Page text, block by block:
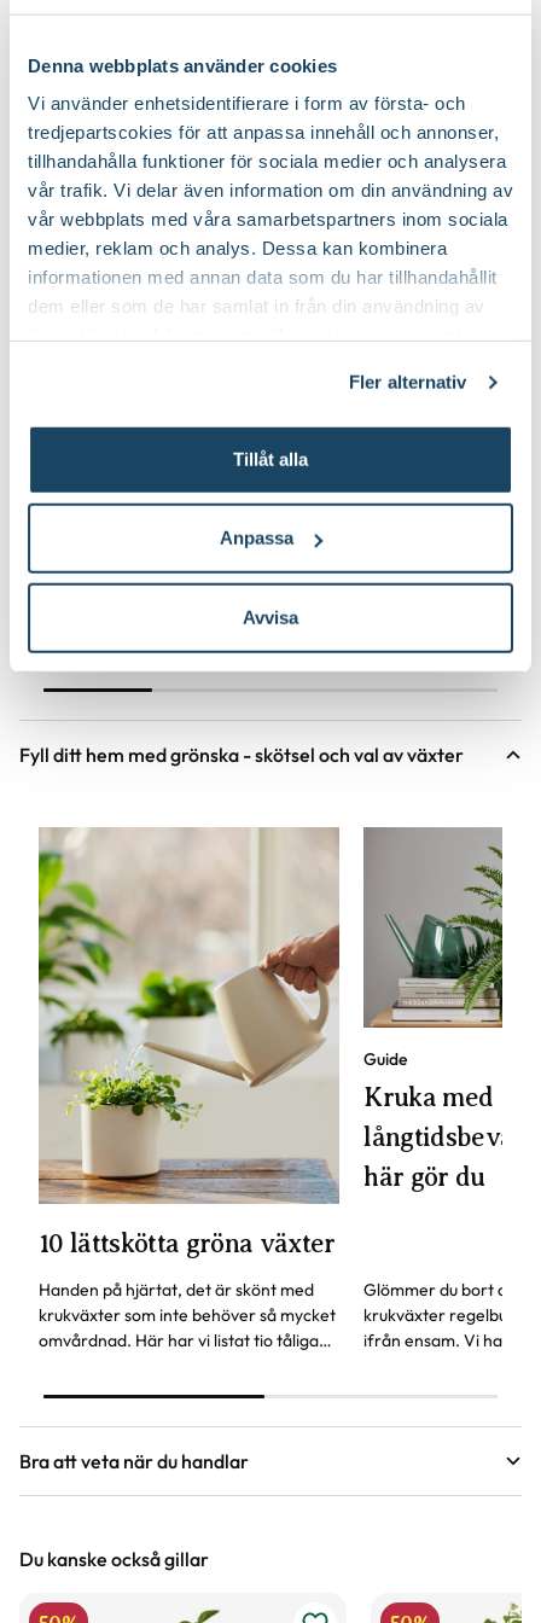
Denna webbplats använder cookies
Vi använder enhetsidentifierare i form av första- och
tredjepartscokies för att anpassa innehåll och annonser,
tillhandahålla funktioner för sociala medier och analysera
vår trafik. Vi delar även information om din användning av
vår webbplats med våra samarbetspartners inom sociala
medier, reklam och analys. Dessa kan kombinera
informationen med annan data som du har tillhandahållit
dem eller som de har samlat in från din användning av
Fler alternativ
Tillåt alla
Anpassa
Avvisa
Gullranka - skötsel och tips
Där gullrankan växer naturligt uppför den sig som en
klätterväxt, ja till och med likt en lian. Hemma i våra fönster
utnyttjar vi växtsättet och låter rankorna hänga fritt från en
ampel eller så får de inrama ett fönster som en vacker
gardin.
Krukor till dina nya växter
Finns i flera varianter
Online
I lager
Finns i flera varianter
Online
Fyll ditt hem med grönska - skötsel och val av växter
10 lättskötta gröna växter
Handen på hjärtat, det är skönt med
krukväxter som inte behöver så mycket
omvårdnad. Här har vi listat tio tåliga
mörkare.
Guide
Kruka med
här gör du
Glömmer du bort att
krukväxter
ifrån ensam. Vi har en
glömsk växtentusiast.
Bra att veta när du handlar
Vi försöker alltid ange växternas ungefärliga
Du kanske också gillar